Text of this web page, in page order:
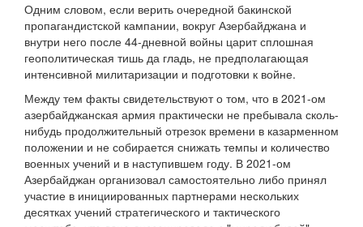
Одним словом, если верить очередной бакинской
пропагандистской кампании, вокруг Азербайджана и
внутри него после 44-дневной войны царит сплошная
геополитическая тишь да гладь, не предполагающая
интенсивной милитаризации и подготовки к войне.
Между тем факты свидетельствуют о том, что в 2021-ом
азербайджанская армия практически не пребывала сколь-
нибудь продолжительный отрезок времени в казарменном
положении и не собирается снижать темпы и количество
военных учений и в наступившем году. В 2021-ом
Азербайджан организовал самостоятельно либо принял
участие в инициированных партнерами нескольких
десятках учений стратегического и тактического